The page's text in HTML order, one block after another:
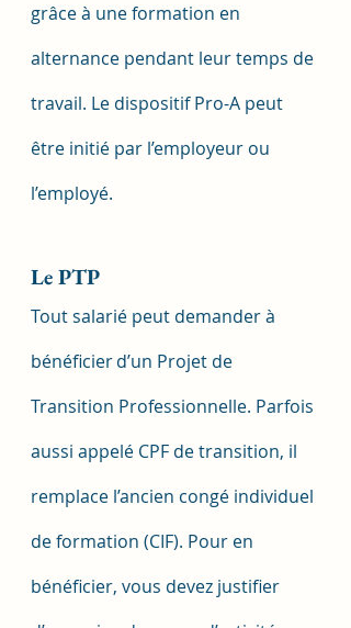
grâce à une formation en
alternance pendant leur temps de
travail. Le dispositif Pro-A peut
être initié par l’employeur ou
l’employé.
Le PTP
Tout salarié peut demander à
bénéficier d’un Projet de
Transition Professionnelle. Parfois
aussi appelé CPF de transition, il
remplace l’ancien congé individuel
de formation (CIF). Pour en
bénéficier, vous devez justifier